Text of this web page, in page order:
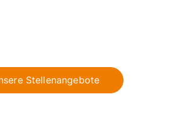
Stellenangebote